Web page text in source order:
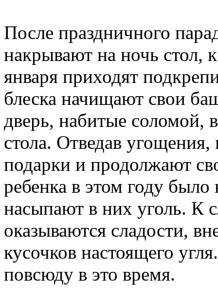
После праздничного
накрывают на ночь стол,
января приходят
блеска начищают свои
дверь, набитые соломой,
стола. Отведав
подарки и продолжают
ребенка в этом году
насыпают в них уголь. К
оказываются сладости,
кусочков настоящего
повсюду в это время.